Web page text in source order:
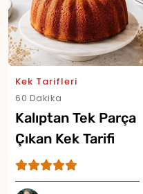
Kek Tarifleri
60 Dakika
Kalıptan Tek Parça
Çıkan Kek Tarifi